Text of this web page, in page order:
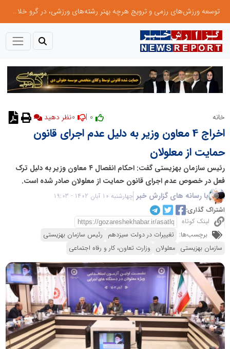
توسعه ورزش‌های رزمی و ترویج هرچه بهتر رشته‌های ورزشی، در گرو خلاقیت و نوآوری است
خانه نظر دهید
اخراج 4 معاون وزیر به دلیل عدم اجرای قانون
حمایت از معلولان
رئیس سازمان بهزیستی گفت: احکام انفصال ۴ معاون وزیر به دلیل ترک
فعل در خصوص عدم اجرای قانون حمایت از معلولان صادر شده است.
با رسانه های گزارش خبر چهارشنبه 10 آبان 1402 - 19:03
اشتراک گذاری:
لینک کوتاه
برچسب‌ها: تغییرات در دولت سیزدهم رئیس سازمان بهزیستی
سازمان بهزیستی معلولان وزارت تعاون، کار و رفاه اجتماعی